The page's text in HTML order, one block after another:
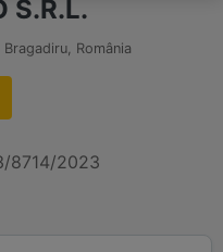
S.R.L.
Bragadiru, România
8714/2023